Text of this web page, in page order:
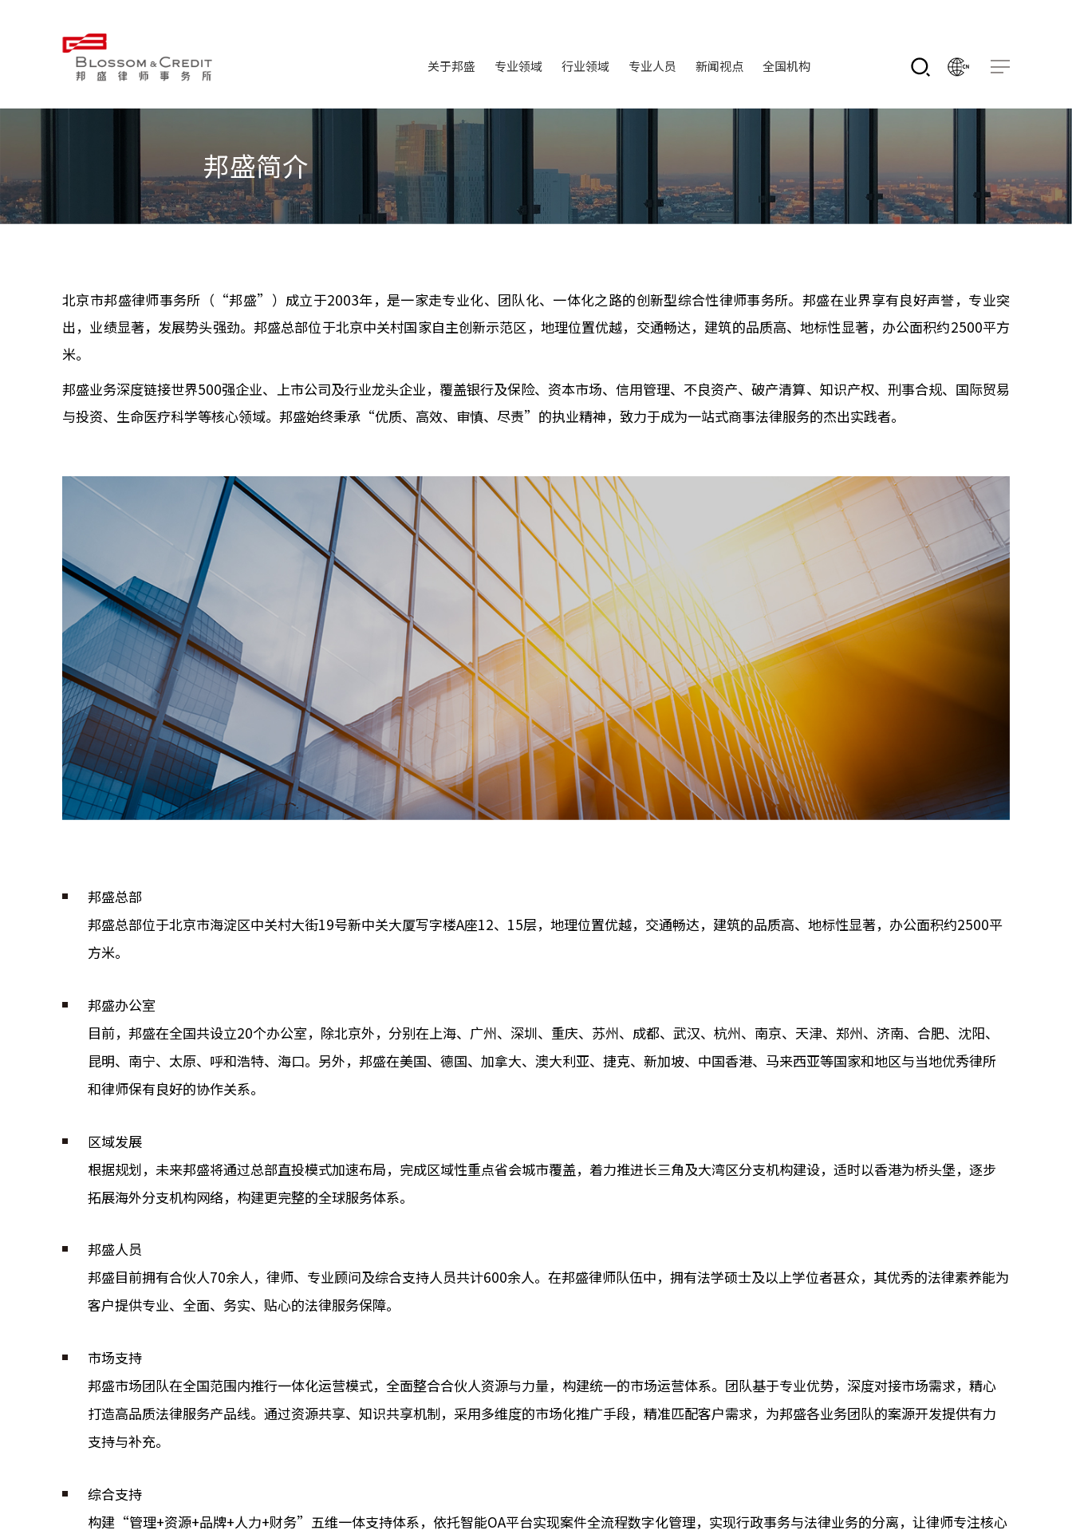
关于邦盛 专业领域 行业领域 专业人员 新闻视点 全国机构
邦盛简介
北京市邦盛律师事务所（“邦盛”）成立于2003年，是一家走专业化、团队化、一体化之路的创新型综合性律师事务所。邦盛在业界享有良好声誉，专业突
出，业绩显著，发展势头强劲。邦盛总部位于北京中关村国家自主创新示范区，地理位置优越，交通畅达，建筑的品质高、地标性显著，办公面积约2500平方
米。
邦盛业务深度链接世界500强企业、上市公司及行业龙头企业，覆盖银行及保险、资本市场、信用管理、不良资产、破产清算、知识产权、刑事合规、国际贸易
与投资、生命医疗科学等核心领域。邦盛始终秉承“优质、高效、审慎、尽责”的执业精神，致力于成为一站式商事法律服务的杰出实践者。
邦盛总部
邦盛总部位于北京市海淀区中关村大街19号新中关大厦写字楼A座12、15层，地理位置优越，交通畅达，建筑的品质高、地标性显著，办公面积约2500平
方米。
邦盛办公室
目前，邦盛在全国共设立20个办公室，除北京外，分别在上海、广州、深圳、重庆、苏州、成都、武汉、杭州、南京、天津、郑州、济南、合肥、沈阳、
昆明、南宁、太原、呼和浩特、海口。另外，邦盛在美国、德国、加拿大、澳大利亚、捷克、新加坡、中国香港、马来西亚等国家和地区与当地优秀律所
和律师保有良好的协作关系。
区域发展
根据规划，未来邦盛将通过总部直投模式加速布局，完成区域性重点省会城市覆盖，着力推进长三角及大湾区分支机构建设，适时以香港为桥头堡，逐步
拓展海外分支机构网络，构建更完整的全球服务体系。
邦盛人员
邦盛目前拥有合伙人70余人，律师、专业顾问及综合支持人员共计600余人。在邦盛律师队伍中，拥有法学硕士及以上学位者甚众，其优秀的法律素养能为
客户提供专业、全面、务实、贴心的法律服务保障。
市场支持
邦盛市场团队在全国范围内推行一体化运营模式，全面整合合伙人资源与力量，构建统一的市场运营体系。团队基于专业优势，深度对接市场需求，精心
打造高品质法律服务产品线。通过资源共享、知识共享机制，采用多维度的市场化推广手段，精准匹配客户需求，为邦盛各业务团队的案源开发提供有力
支持与补充。
综合支持
构建“管理+资源+品牌+人力+财务”五维一体支持体系，依托智能OA平台实现案件全流程数字化管理，实现行政事务与法律业务的分离，让律师专注核心